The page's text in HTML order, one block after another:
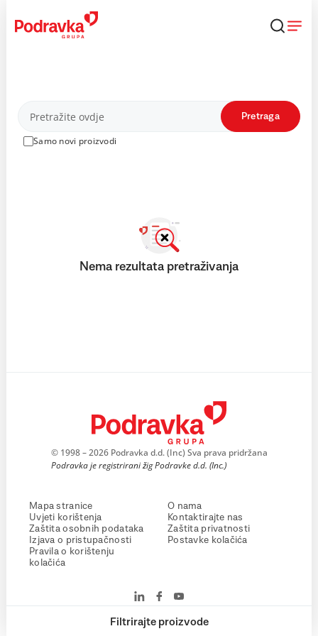
content
Proizvodi
Samo novi proizvodi
Pretraga
Filtrirajte proizvode
Nema rezultata pretraživanja
© 1998 – 2026 Podravka d.d. (Inc) Sva prava pridržana
Podravka je registrirani žig Podravke d.d. (Inc.)
Mapa stranice
Uvjeti korištenja
Zaštita osobnih podataka
Izjava o pristupačnosti
Pravila o korištenju
kolačića
O nama
Kontaktirajte nas
Zaštita privatnosti
Postavke kolačića